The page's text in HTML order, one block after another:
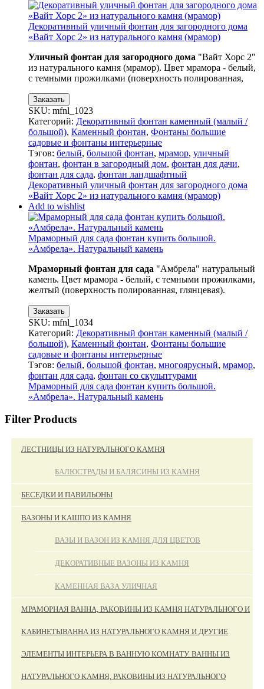
Декоративный уличный фонтан для загородного дома
«Вайт Хорс 2» из натурального камня (мрамор)
Уличный фонтан для загородного дома "Вайт Хорс 2"
из натурального камня (мрамор). Цвет мрамора - белый,
с темными прожилками (поверхность полированная,
Заказать
SKU: mfnl_1023
Категорий: Декоративный фонтан каменный (малый /
большой), Каменный фонтан, Фонтаны большие
садовые и фонтаны интерьерные
Тэгов: белый, большой фонтан, мрамор, уличный
фонтан, фонтан в загородный дом, фонтан для дачи,
фонтан для сада, фонтан ландшафтный
Декоративный уличный фонтан для загородного дома
«Вайт Хорс 2» из натурального камня (мрамор)
Add to wishlist
Мраморный для сада фонтан купить большой.
«Амбрела». Натуральный камень
Мраморный фонтан для сада "Амбрела" натуральный
камень. Цвет мрамора - белый, с темными прожилками,
желтый (поверхность полированная, глянцевая).
Заказать
SKU: mfnl_1034
Категорий: Декоративный фонтан каменный (малый /
большой), Каменный фонтан, Фонтаны большие
садовые и фонтаны интерьерные
Тэгов: белый, большой фонтан, многоярусный, мрамор,
фонтан для сада, фонтан со скульптурами
Мраморный для сада фонтан купить большой.
«Амбрела». Натуральный камень
Filter Products
ЛЕСТНИЦЫ ИЗ НАТУРАЛЬНОГО КАМНЯ
БАЛЮСТРАДЫ И БАЛЯСИНЫ ИЗ КАМНЯ
БЕСЕДКИ И ПАВИЛЬОНЫ
ВАЗОНЫ И КАШПО ИЗ КАМНЯ
ВАЗЫ И ВАЗОН ИЗ КАМНЯ ДЛЯ ЦВЕТОВ
ДЕКОРАТИВНЫЕ ВАЗОНЫ ИЗ КАМНЯ
КАМЕННАЯ ВАЗА УЛИЧНАЯ
МРАМОРНАЯ ВАННА, РАКОВИНЫ ИЗ КАМНЯ НАТУРАЛЬНОГО И
КАБИНЕТЫВАННА ИЗ НАТУРАЛЬНОГО КАМНЯ И ДРУГИЕ
ЭЛЕМЕНТЫ ИНТЕРЬЕРА В ВАННУЮ КОМНАТУ. ВАННЫ ИЗ
НАТУРАЛЬНОГО КАМНЯ, РАКОВИНЫ ИЗ НАТУРАЛЬНОГО